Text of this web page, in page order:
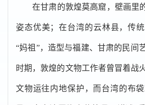
在甘肃的敦煌莫高窟，壁画里
姿态优美；在台湾的云林县，传
“妈祖”，造型与福建、甘肃的民间
时期，敦煌的文物工作者曾冒着战
文物运往内地保护，而台湾的布